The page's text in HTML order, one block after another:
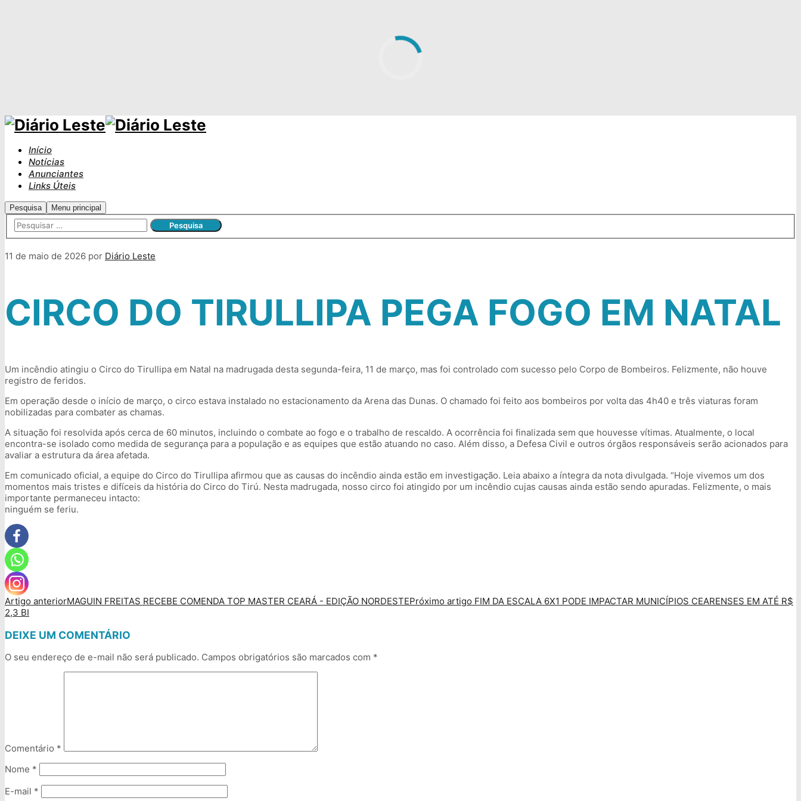
Início
Notícias
Anunciantes
Links Úteis
Pesquisa Menu principal
11 de maio de 2026 por Diário Leste
CIRCO DO TIRULLIPA PEGA FOGO EM NATAL
Um incêndio atingiu o Circo do Tirullipa em Natal na madrugada desta segunda-feira, 11 de março, mas foi controlado com sucesso pelo Corpo de Bombeiros. Felizmente, não houve
registro de feridos.
Em operação desde o início de março, o circo estava instalado no estacionamento da Arena das Dunas. O chamado foi feito aos bombeiros por volta das 4h40 e três viaturas foram
nobilizadas para combater as chamas.
A situação foi resolvida após cerca de 60 minutos, incluindo o combate ao fogo e o trabalho de rescaldo. A ocorrência foi finalizada sem que houvesse vítimas. Atualmente, o local
encontra-se isolado como medida de segurança para a população e as equipes que estão atuando no caso. Além disso, a Defesa Civil e outros órgãos responsáveis serão acionados para
avaliar a estrutura da área afetada.
Em comunicado oficial, a equipe do Circo do Tirullipa afirmou que as causas do incêndio ainda estão em investigação. Leia abaixo a íntegra da nota divulgada. “Hoje vivemos um dos
momentos mais tristes e difíceis da história do Circo do Tirú. Nesta madrugada, nosso circo foi atingido por um incêndio cujas causas ainda estão sendo apuradas. Felizmente, o mais
importante permaneceu intacto:
ninguém se feriu.
Artigo anteriorMAGUIN FREITAS RECEBE COMENDA TOP MASTER CEARÁ - EDIÇÃO NORDESTEPróximo artigo FIM DA ESCALA 6X1 PODE IMPACTAR MUNICÍPIOS CEARENSES EM ATÉ R$
2,3 BI
DEIXE UM COMENTÁRIO
O seu endereço de e-mail não será publicado. Campos obrigatórios são marcados com *
Comentário *
Nome *
E-mail *